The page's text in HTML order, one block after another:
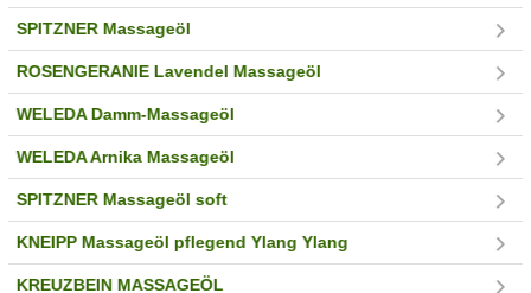
SPITZNER Massageöl
ROSENGERANIE Lavendel Massageöl
WELEDA Damm-Massageöl
WELEDA Arnika Massageöl
SPITZNER Massageöl soft
KNEIPP Massageöl pflegend Ylang Ylang
KREUZBEIN MASSAGEÖL